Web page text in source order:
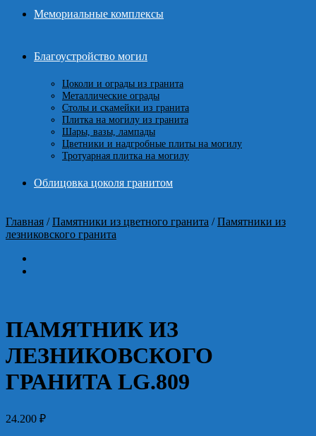
Мемориальные комплексы
Благоустройство могил
Цоколи и ограды из гранита
Металлические ограды
Столы и скамейки из гранита
Плитка на могилу из гранита
Шары, вазы, лампады
Цветники и надгробные плиты на могилу
Тротуарная плитка на могилу
Облицовка цоколя гранитом
Главная / Памятники из цветного гранита / Памятники из
лезниковского гранита
ПАМЯТНИК ИЗ
ЛЕЗНИКОВСКОГО
ГРАНИТА LG.809
24.200 ₽